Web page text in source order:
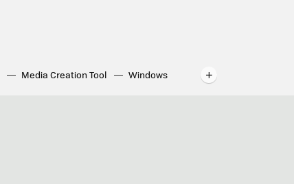
Media Creation Tool
Windows